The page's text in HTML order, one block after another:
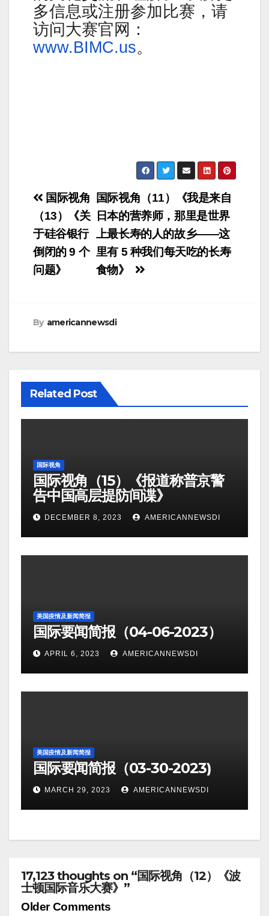
多信息或注册参加比赛，请
访问大赛官网：
www.BIMC.us。
Post
navigation
国际视角（11）《我是来自
日本的营养师，那里是世界
上最长寿的人的故乡——这
里有 5 种我们每天吃的长寿
食物》
国际视角
（13）《关
于硅谷银行
倒闭的 9 个
问题》
By americannewsdi
Related Post
国际视角
国际视角（15）《报道称普京警
告中国高层提防间谍》
DECEMBER 8, 2023 AMERICANNEWSDI
美国疫情及新闻简报
国际要闻简报（04-06-2023）
APRIL 6, 2023 AMERICANNEWSDI
美国疫情及新闻简报
国际要闻简报（03-30-2023)
MARCH 29, 2023 AMERICANNEWSDI
17,123 thoughts on “国际视角（12）《波
士顿国际音乐大赛》”
Comment
Older Comments